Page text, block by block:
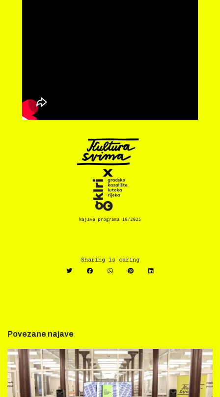
Sharing is caring
Povezane najave